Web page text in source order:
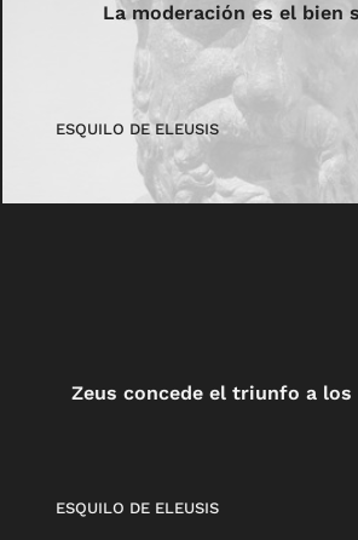
La moderación es el bien
ESQUILO DE ELEUSIS
Zeus concede el triunfo a los
ESQUILO DE ELEUSIS